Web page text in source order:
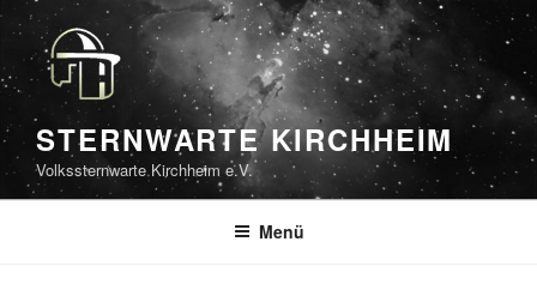
Zum
Inhalt
springen
STERNWARTE KIRCHHEIM
Volkssternwarte Kirchheim e.V.
Menü